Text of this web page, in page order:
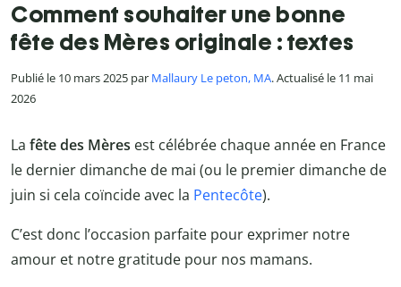
Comment souhaiter une bonne
fête des Mères originale : textes
Publié le 10 mars 2025 par Mallaury Le peton, MA. Actualisé le 11 mai
2026
La fête des Mères est célébrée chaque année en France
le dernier dimanche de mai (ou le premier dimanche de
juin si cela coïncide avec la Pentecôte).
C’est donc l’occasion parfaite pour exprimer notre
amour et notre gratitude pour nos mamans.